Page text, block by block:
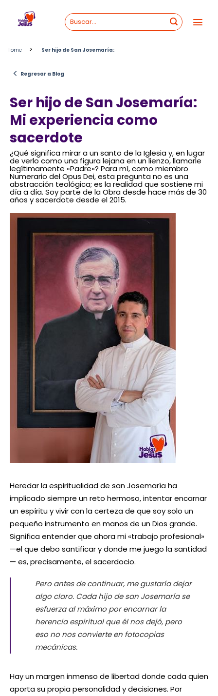
content
Home > Ser hijo de San Josemaría:
< Regresar a Blog
Ser hijo de San Josemaría:
Mi experiencia como
sacerdote
¿Qué significa mirar a un santo de la Iglesia y, en lugar
de verlo como una figura lejana en un lienzo, llamarle
legítimamente «Padre»? Para mí, como miembro
Numerario del Opus Dei, esta pregunta no es una
abstracción teológica; es la realidad que sostiene mi
día a día. Soy parte de la Obra desde hace más de 30
años y sacerdote desde el 2015.
Heredar la espiritualidad de san Josemaría ha
implicado siempre un reto hermoso, intentar encarnar
un espíritu y vivir con la certeza de que soy solo un
pequeño instrumento en manos de un Dios grande.
Significa entender que ahora mi «trabajo profesional»
—el que debo santificar y donde me juego la santidad
— es, precisamente, el sacerdocio.
Pero antes de continuar, me gustaría dejar
algo claro. Cada hijo de san Josemaría se
esfuerza al máximo por encarnar la
herencia espiritual que él nos dejó, pero
eso no nos convierte en fotocopias
mecánicas.
Hay un margen inmenso de libertad donde cada quien
aporta su propia personalidad y decisiones. Por